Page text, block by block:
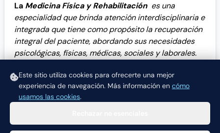
Este sitio utiliza cookies para ofrecerte una mejor
experiencia de navegación. Más información en cómo
usamos las cookies.
La Medicina Física y Rehabilitación es una
especialidad que brinda atención interdisciplinaria e
integrada que tiene como propósito la recuperación
integral del paciente, abordando sus necesidades
psicológicas, físicas, médicas, sociales y laborales.
Traumatólogos ,Fisioterapeutas